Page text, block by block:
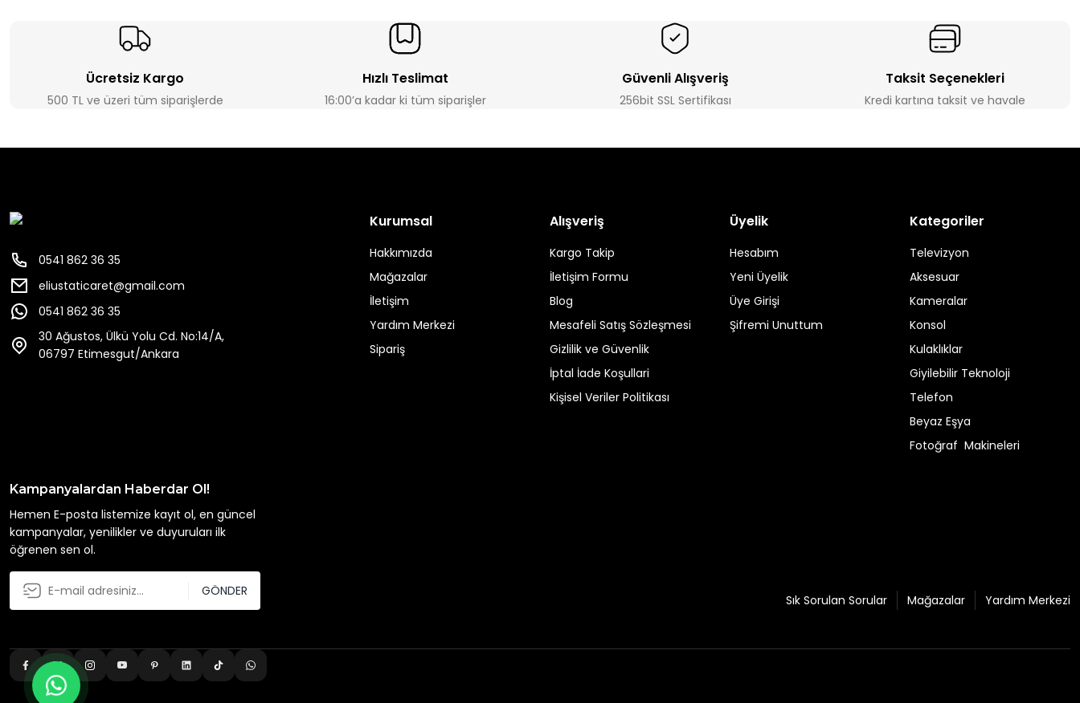
Ücretsiz Kargo
500 TL ve üzeri tüm siparişlerde
Hızlı Teslimat
16:00’a kadar ki tüm siparişler
Güvenli Alışveriş
256bit SSL Sertifikası
Taksit Seçenekleri
Kredi kartına taksit ve havale
0541 862 36 35
eliustaticaret@gmail.com
0541 862 36 35
30 Ağustos, Ülkü Yolu Cd. No:14/A,
06797 Etimesgut/Ankara
Kurumsal
Hakkımızda
Mağazalar
İletişim
Yardım Merkezi
Sipariş
Alışveriş
Kargo Takip
İletişim Formu
Blog
Mesafeli Satış Sözleşmesi
Gizlilik ve Güvenlik
İptal İade Koşullari
Kişisel Veriler Politikası
Üyelik
Hesabım
Yeni Üyelik
Üye Girişi
Şifremi Unuttum
Kategoriler
Televizyon
Aksesuar
Kameralar
Konsol
Kulaklıklar
Giyilebilir Teknoloji
Telefon
Beyaz Eşya
Fotoğraf Makineleri
Kampanyalardan Haberdar Ol!
Hemen E-posta listemize kayıt ol, en güncel
kampanyalar, yenilikler ve duyuruları ilk
öğrenen sen ol.
GÖNDER
Sık Sorulan Sorular Mağazalar Yardım Merkezi